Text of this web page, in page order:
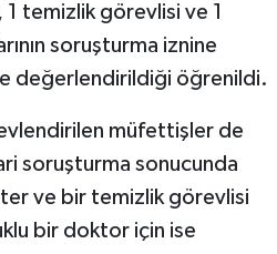
temizlik görevlisi ve 1
soruşturma iznine
değerlendirildiği öğrenildi.
müfettişler de
soruşturma sonucunda
ve bir temizlik görevlisi
bir doktor için ise